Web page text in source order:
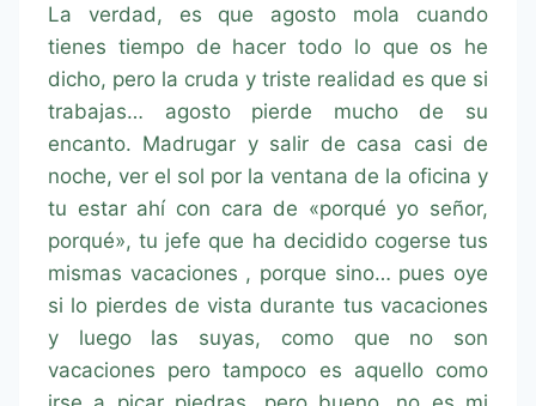
La verdad, es que agosto mola cuando
tienes tiempo de hacer todo lo que os he
dicho, pero la cruda y triste realidad es que si
trabajas… agosto pierde mucho de su
encanto. Madrugar y salir de casa casi de
noche, ver el sol por la ventana de la oficina y
tu estar ahí con cara de «porqué yo señor,
porqué», tu jefe que ha decidido cogerse tus
mismas vacaciones , porque sino… pues oye
si lo pierdes de vista durante tus vacaciones
y luego las suyas, como que no son
vacaciones pero tampoco es aquello como